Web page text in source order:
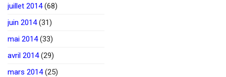
juillet 2014(68)
juin 2014(31)
mai 2014(33)
avril 2014(29)
mars 2014(25)